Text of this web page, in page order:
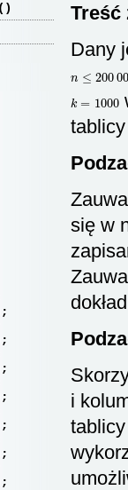
Treść
Dany
200000
k
1000
się w
i